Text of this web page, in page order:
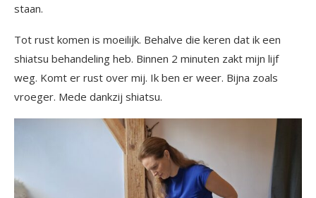
staan.
Tot rust komen is moeilijk. Behalve die keren dat ik een
shiatsu behandeling heb. Binnen 2 minuten zakt mijn lijf
weg. Komt er rust over mij. Ik ben er weer. Bijna zoals
vroeger. Mede dankzij shiatsu.